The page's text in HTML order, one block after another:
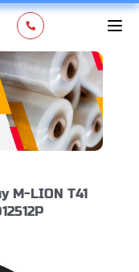
M-LION Т41